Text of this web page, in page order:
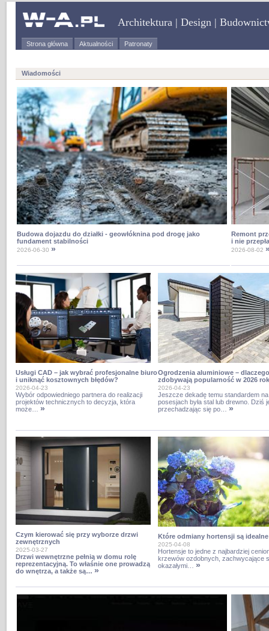
Architektura | Design |
Strona główna Aktualności Patronaty
Wiadomości
Budowa dojazdu do działki - geowłóknina pod drogę jako
fundament stabilności
2026-06-30 »
Remont
i nie
2026-08-02 »
Usługi CAD – jak wybrać profesjonalne biuro
i uniknąć kosztownych błędów?
2026-04-23
Wybór odpowiedniego partnera do realizacji
projektów technicznych to decyzja, która
może… »
Ogrodzenia aluminiowe – dlaczego
zdobywają popularność w 2026
2026-04-23
Jeszcze dekadę temu standardem
posesjach była stal lub drewno. Dziś
przechadzając się po… »
Czym kierować się przy wyborze drzwi
zewnętrznych
2025-03-27
Drzwi wewnętrzne pełnią w domu rolę
reprezentacyjną. To właśnie one prowadzą
do wnętrza, a także są… »
Które odmiany hortensji są
2025-04-08
Hortensje to jedne z najbardziej
krzewów ozdobnych, zachwycające
okazałymi… »